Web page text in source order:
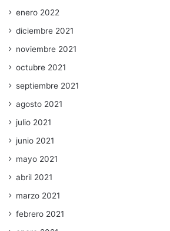
enero 2022
diciembre 2021
noviembre 2021
octubre 2021
septiembre 2021
agosto 2021
julio 2021
junio 2021
mayo 2021
abril 2021
marzo 2021
febrero 2021